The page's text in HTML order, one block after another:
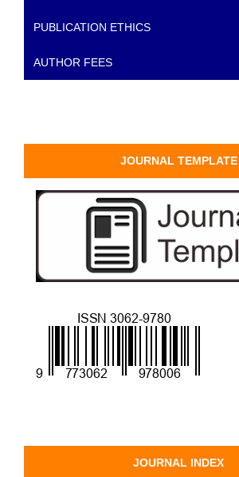
PUBLICATION ETHICS
AUTHOR FEES
JOURNAL TEMPLATE
JOURNAL INDEX